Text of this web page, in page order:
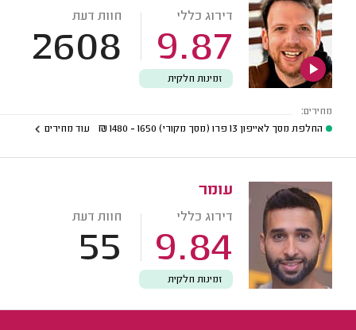
דירוג כללי
9.87
חוות דעת
2608
זמינות חלקית
מחירים:
החלפת מסך לאייפון 13 פרו (מסך מקורי)
1650 - 1480
₪ עוד מחירים
עומר
דירוג כללי
9.84
חוות דעת
55
זמינות חלקית